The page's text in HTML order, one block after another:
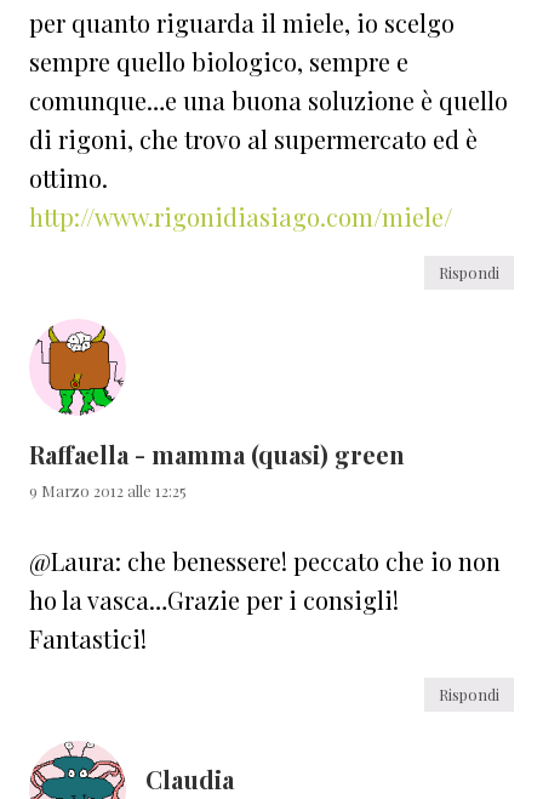
per quanto riguarda il miele, io scelgo
sempre quello biologico, sempre e
comunque…e una buona soluzione è quello
di rigoni, che trovo al supermercato ed è
ottimo.
http://www.rigonidiasiago.com/miele/
Rispondi
Raffaella - mamma (quasi) green
9 Marzo 2012 alle 12:25
@Laura: che benessere! peccato che io non
ho la vasca…Grazie per i consigli!
Fantastici!
Rispondi
Claudia